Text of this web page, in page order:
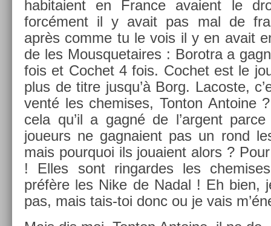
habitaient en Fran­ce avaient le
forcément il y avait pas mal de
après comme tu le vois il y en avait
de les Mous­quetaires : Borot­ra a
fois et Co­chet 4 fois. Co­chet est le
plus de titre jusqu’à Borg. Lacos­te,
venté les chemises, Ton­ton An­toine
cela qu’il a gagné de l’ar­gent parce
joueurs ne gag­naient pas un rond
mais pour­quoi ils jouaient alors ?
! Elles sont rin­gardes les
préfère les Nike de Nadal ! Eh bien,
pas, mais tais-toi donc ou je vais